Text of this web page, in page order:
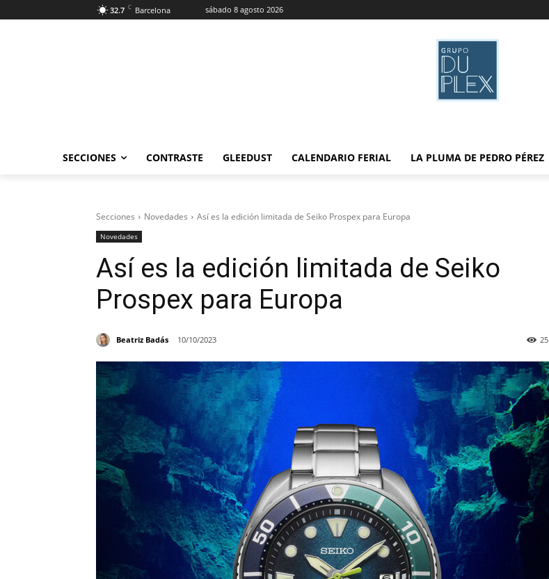
32.7 C Barcelona sábado 8 agosto 2026
SECCIONES CONTRASTE GLEEDUST CALENDARIO FERIAL LA PLUMA DE PEDRO PÉREZ
Secciones Novedades Así es la edición limitada de Seiko Prospex para Europa
Novedades
Así es la edición limitada de Seiko
Prospex para Europa
Beatriz Badás 10/10/2023 25